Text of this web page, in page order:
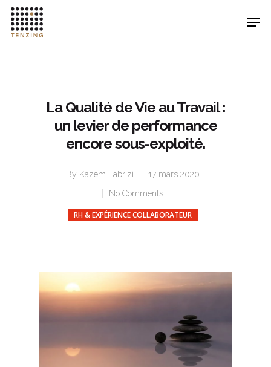
La Qualité de Vie au Travail :
un levier de performance
encore sous-exploité.
By Kazem Tabrizi
17 mars 2020
No Comments
RH & EXPÉRIENCE COLLABORATEUR